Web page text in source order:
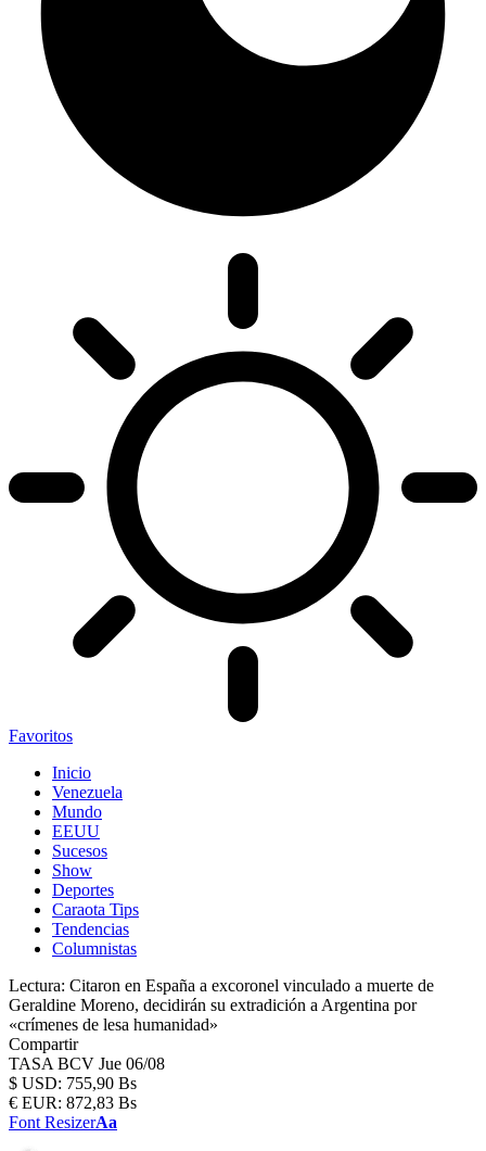
Favoritos
Inicio
Venezuela
Mundo
EEUU
Sucesos
Show
Deportes
Caraota Tips
Tendencias
Columnistas
Lectura: Citaron en España a excoronel vinculado a muerte de
Geraldine Moreno, decidirán su extradición a Argentina por
«crímenes de lesa humanidad»
Compartir
TASA BCV Jue 06/08
$ USD: 755,90 Bs
€ EUR: 872,83 Bs
Font ResizerAa